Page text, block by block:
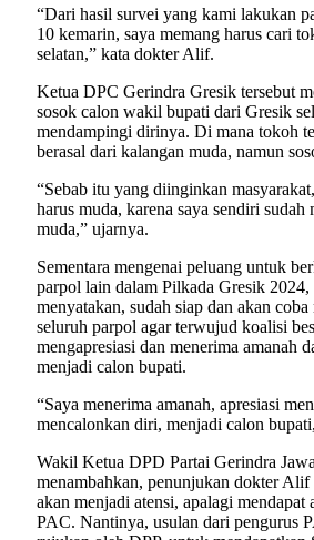
“Dari hasil survei yang kami lakukan
10 kemarin, saya memang harus cari
selatan,” kata dokter Alif.
Ketua DPC Gerindra Gresik tersebut
sosok calon wakil bupati dari Gresik
mendampingi dirinya. Di mana tokoh
berasal dari kalangan muda, namun
“Sebab itu yang diinginkan
harus muda, karena saya sendiri sudah
muda,” ujarnya.
Sementara mengenai peluang untuk
parpol lain dalam Pilkada Gresik
menyatakan, sudah siap dan akan
seluruh parpol agar terwujud koalisi
mengapresiasi dan menerima amanah
menjadi calon bupati.
“Saya menerima amanah, apresiasi
mencalonkan diri, menjadi calon
Wakil Ketua DPD Partai Gerindra
menambahkan, penunjukan dokter Alif
akan menjadi atensi, apalagi mendapat
PAC. Nantinya, usulan dari pengurus